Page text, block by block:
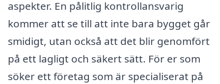
aspekter. En pålitlig kontrollansvarig
kommer att se till att inte bara bygget går
smidigt, utan också att det blir genomfört
på ett lagligt och säkert sätt. För er som
söker ett företag som är specialiserat på